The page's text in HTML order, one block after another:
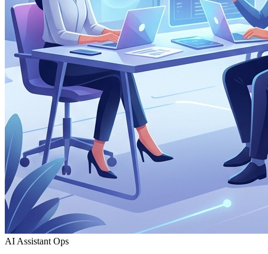
AI Assistant Ops